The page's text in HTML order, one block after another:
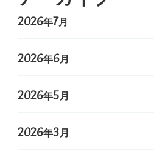
2026年7月
2026年6月
2026年5月
2026年3月